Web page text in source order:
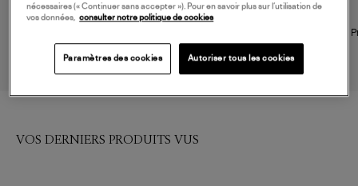
218,00 €
RAILS FARM RIO
Top
VOS DERNIERS PRODUITS VUS
nécessaires (« Continuer sans accepter »). Pour en savoir plus sur l’utilisation de
vos données,
consulter notre politique de cookies
Paramètres des cookies Autoriser tous les cookies